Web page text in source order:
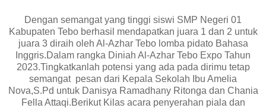
Dengan semangat yang tinggi siswi SMP Negeri 01
Kabupaten Tebo berhasil mendapatkan juara 1 dan 2 untuk
juara 3 diraih oleh Al-Azhar Tebo lomba pidato Bahasa
Inggris.Dalam rangka Diniah Al-Azhar Tebo Expo Tahun
2023.Tingkatkanlah potensi yang ada pada dirimu tetap
semangat pesan dari Kepala Sekolah Ibu Amelia
Nova,S.Pd untuk Danisya Ramadhany Ritonga dan Chania
Fella Attaqi.Berikut Kilas acara penyerahan piala dan